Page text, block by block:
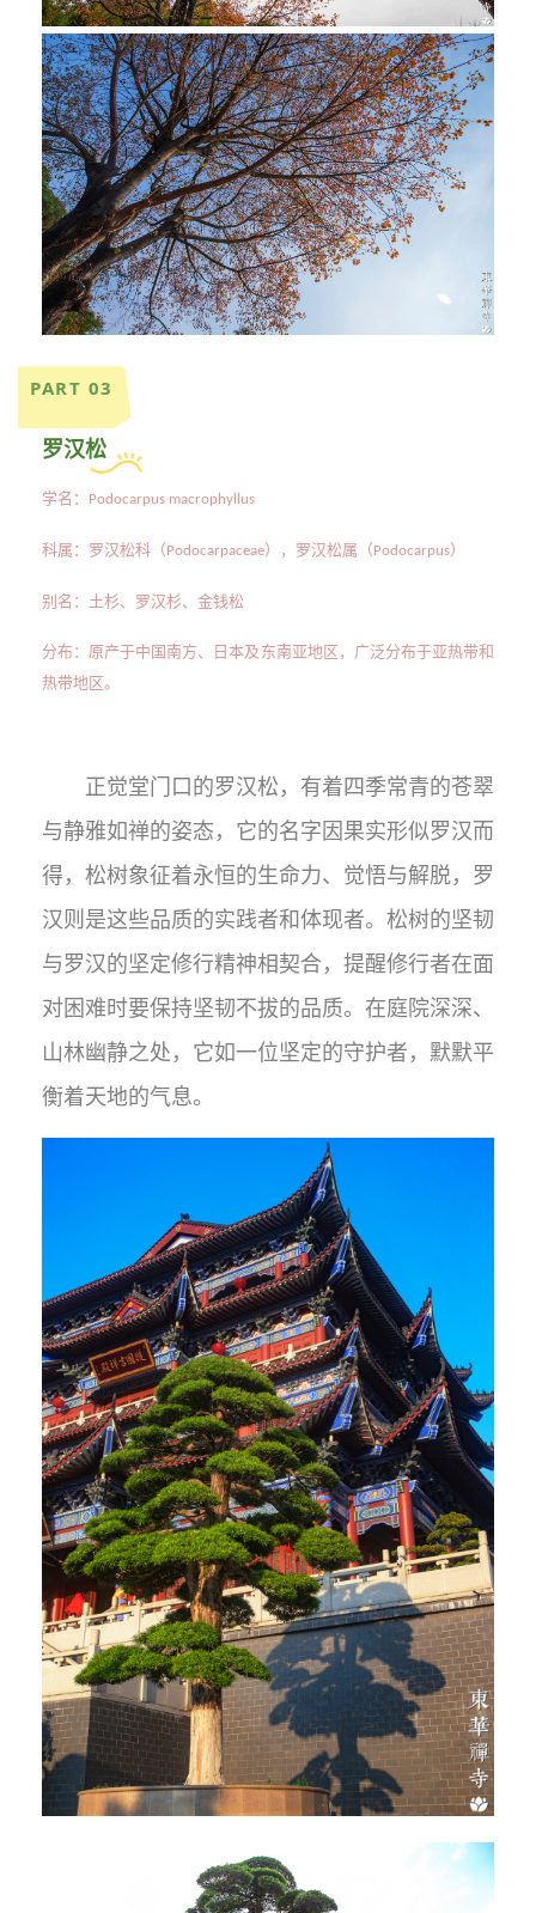
PART 03
罗汉松
学名： Podocarpus macrophyllus
科属：罗汉松科（ Podocarpaceae），罗汉松属（ Podocarpus）
别名：土杉、罗汉杉、金钱松
分布：原产于中国南方、日本及东南亚地区，广泛分布于亚热带和
热带地区。
正觉堂门口的罗汉松，有着四季常青的苍翠
与静雅如禅的姿态，它的名字因果实形似罗汉而
得， 松树象征着永恒的生命力、觉悟与解脱，罗
汉则是这些品质的实践者和体现者。松树的坚韧
与罗汉的坚定修行精神相契合，提醒修行者在面
对困难时要保持坚韧不拔的品质。 在庭院深深、
山林幽静之处，它如一位坚定的守护者，默默平
衡着天地的气息。